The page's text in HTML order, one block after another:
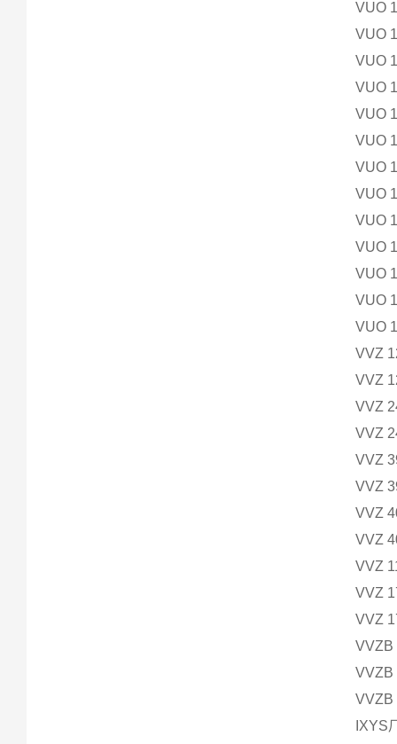
VUO
VUO
VUO
VUO
VUO
VUO
VUO
VUO
VUO
VUO
VUO
VUO
VUO
VVZ
VVZ
VVZ
VVZ
VVZ
VVZ
VVZ
VVZ
VVZ
VVZ
VVZ
VVZB
VVZB
VVZB
IXYS